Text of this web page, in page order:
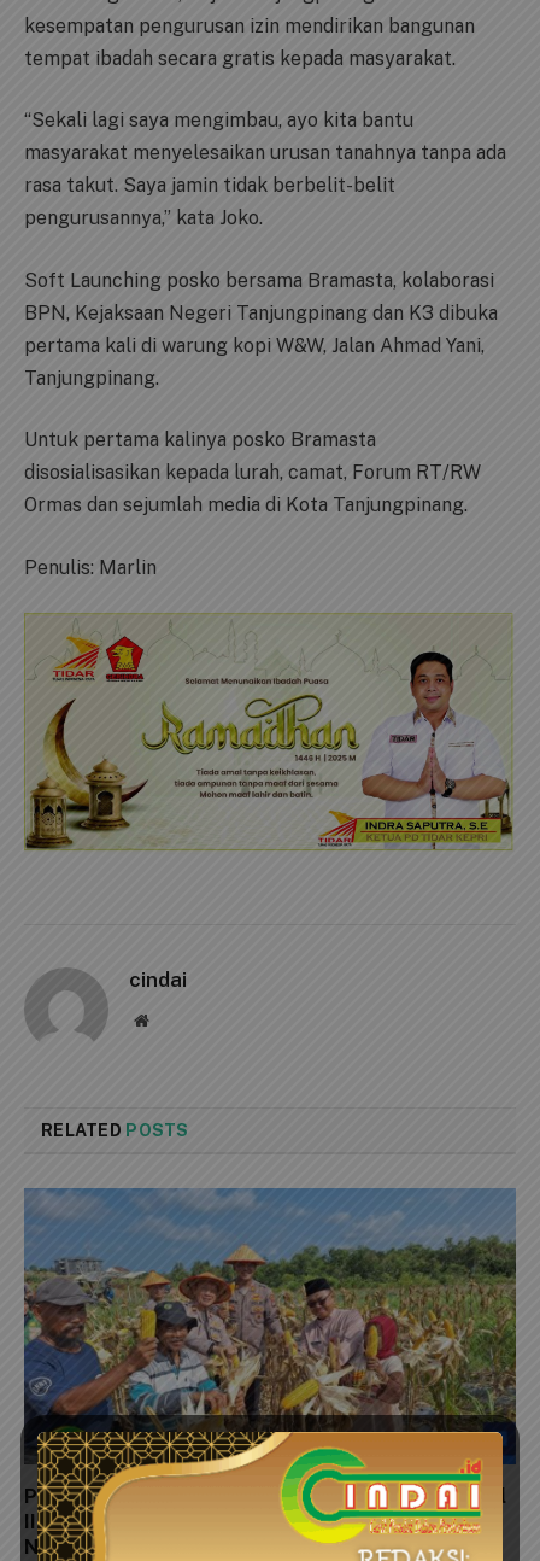
kesempatan pengurusan izin mendirikan bangunan
tempat ibadah secara gratis kepada masyarakat.
“Sekali lagi saya mengimbau, ayo kita bantu
masyarakat menyelesaikan urusan tanahnya tanpa ada
rasa takut. Saya jamin tidak berbelit-belit
pengurusannya,” kata Joko.
Soft Launching posko bersama Bramasta, kolaborasi
BPN, Kejaksaan Negeri Tanjungpinang dan K3 dibuka
pertama kali di warung kopi W&W, Jalan Ahmad Yani,
Tanjungpinang.
Untuk pertama kalinya posko Bramasta
disosialisasikan kepada lurah, camat, Forum RT/RW
Ormas dan sejumlah media di Kota Tanjungpinang.
Penulis: Marlin
cindai
Website
RELATED POSTS
Polresta Tanjungpinang Panen Raya Jagung Kuartal
II, Wujud Nyata Dukungan Swasembada Pangan
Nasional